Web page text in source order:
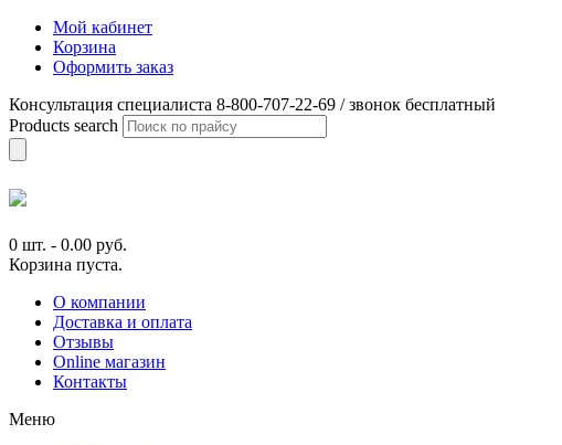
Мой кабинет
Корзина
Оформить заказ
Консультация специалиста 8-800-707-22-69 / звонок бесплатный
Products search
0 шт. - 0.00 руб.
Корзина пуста.
О компании
Доставка и оплата
Отзывы
Online магазин
Контакты
Меню